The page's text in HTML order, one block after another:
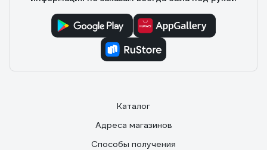
Каталог
Адреса магазинов
Способы получения